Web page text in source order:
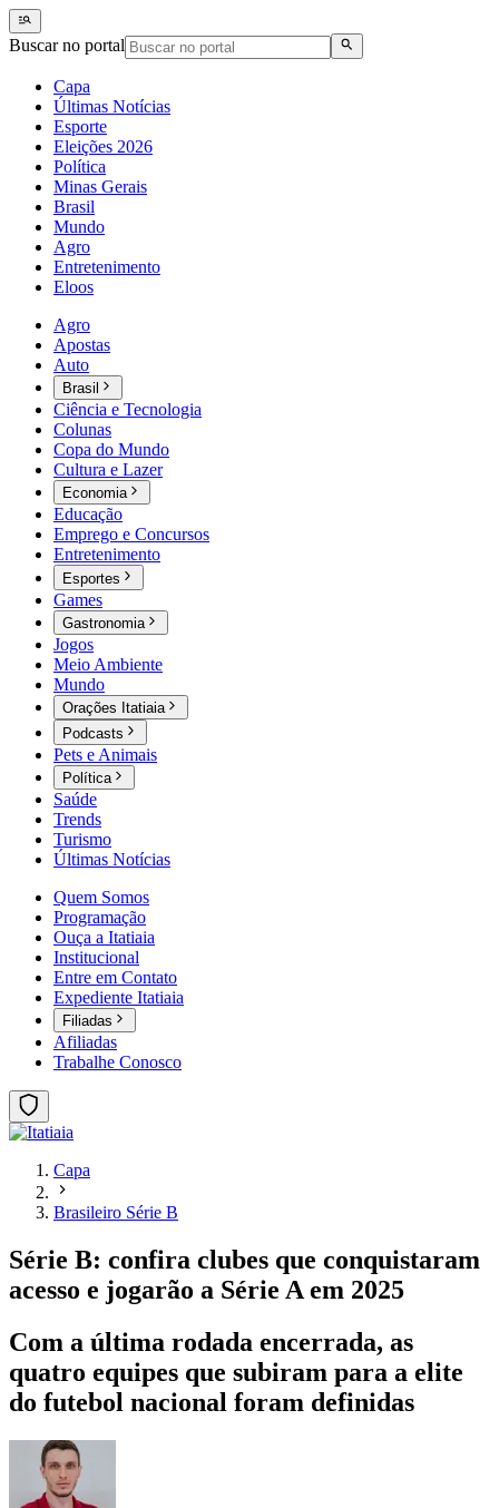
Buscar no portal
Capa
Últimas Notícias
Esporte
Eleições 2026
Política
Minas Gerais
Brasil
Mundo
Agro
Entretenimento
Eloos
Agro
Apostas
Auto
Brasil
Ciência e Tecnologia
Colunas
Copa do Mundo
Cultura e Lazer
Economia
Educação
Emprego e Concursos
Entretenimento
Esportes
Games
Gastronomia
Jogos
Meio Ambiente
Mundo
Orações Itatiaia
Podcasts
Pets e Animais
Política
Saúde
Trends
Turismo
Últimas Notícias
Quem Somos
Programação
Ouça a Itatiaia
Institucional
Entre em Contato
Expediente Itatiaia
Filiadas
Afiliadas
Trabalhe Conosco
Capa
Brasileiro Série B
Série B: confira clubes que conquistaram
acesso e jogarão a Série A em 2025
Com a última rodada encerrada, as
quatro equipes que subiram para a elite
do futebol nacional foram definidas